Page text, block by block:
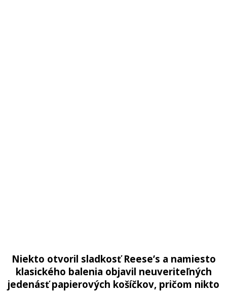
Niekto otvoril sladkosť Reese’s a namiesto
klasického balenia objavil neuveriteľných
jedenásť papierových košíčkov, pričom nikto